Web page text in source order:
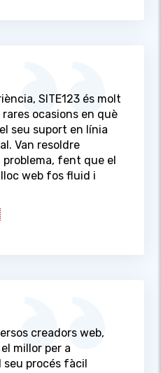
SITE123 és molt
ocasions en què
seu suport en línia
Van resoldre
fent que el
web fos fluid i
creadors web,
millor per a
seu procés fàcil